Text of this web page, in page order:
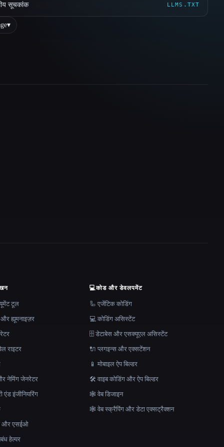
सूचकांक LLMS.TXT
▾
टूल
ह्यूमनाइज़र
राइटर
नेमिंग जेनरेटर
एंड इंजीनियरिंग
और एसईओ
हेल्पर
💻कोड और डेवलपमेंट
🦾 एजेंटिक कोडिंग
💻 कोडिंग असिस्टेंट
🗄️ डेटाबेस और एसक्यूएल असिस्टेंट
🔌 प्लगइन्स और एक्सटेंशन
📱 मोबाइल ऐप बिल्डर
🛠️ वाइब कोडिंग और ऐप बिल्डर
🕸 वेब डिजाइन
🕸️ वेब स्क्रैपिंग और डेटा एक्सट्रैक्शन